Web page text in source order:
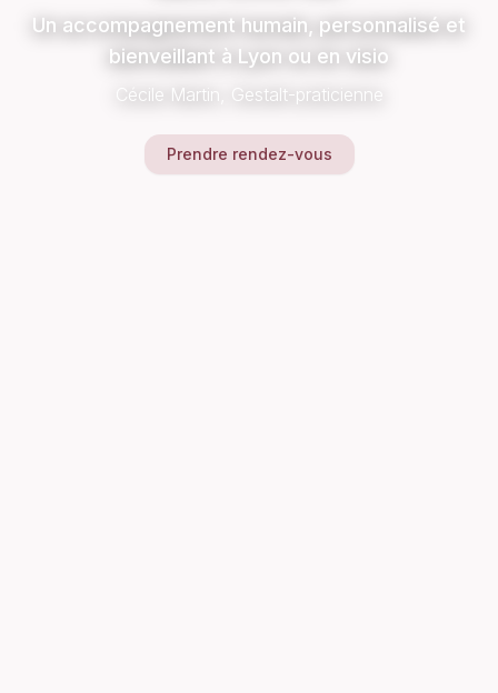
Un accompagnement humain, personnalisé et
bienveillant à Lyon ou en visio
Cécile Martin, Gestalt-praticienne
Prendre rendez-vous